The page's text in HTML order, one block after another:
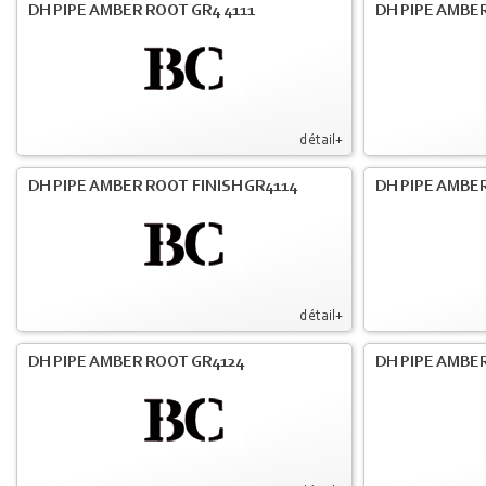
détail+
DH PIPE AMBER ROOT GR4 4111 DH PIPE
détail+
DH PIPE AMBER ROOT FINISH GR4114 DH PIPE
DH PIPE AMBER ROOT GR4124 DH PIPE